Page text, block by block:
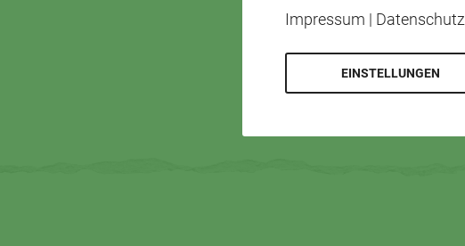
Impressum | Datenschutz
EINSTELLUNGEN